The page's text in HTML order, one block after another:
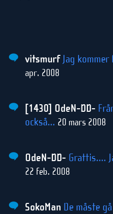
vitsmurf Jag
apr. 2008
[1430] OdeN-DD-
också... 20 mars 2008
OdeN-DD- Grattis....
22 feb. 2008
SokoMan De måste